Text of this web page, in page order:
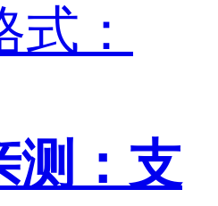
式：
测：支